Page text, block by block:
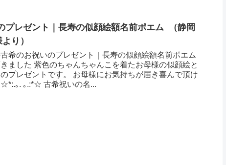
プレゼント｜長寿の似顔絵額名前ポエム （静岡
り ）
希のお祝いのプレゼント｜長寿の似顔絵額名前ポエム
ました 紫色のちゃんちゃんこを着たお母様の似顔絵と
プレゼントです。 お母様にお気持ちが届き喜んで頂け
☆*:.｡. ｡.:*☆ 古希祝いの名...